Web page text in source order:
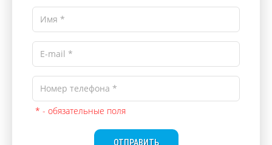
* - обязательные поля
ОТПРАВИТЬ